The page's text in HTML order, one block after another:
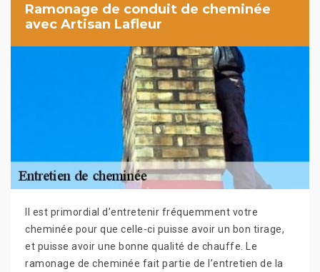
Ramonage de conduit de cheminée
avec Artisan Lafleur
Il est primordial d’entretenir fréquemment votre
cheminée pour que celle-ci puisse avoir un bon tirage,
et puisse avoir une bonne qualité de chauffe. Le
ramonage de cheminée fait partie de l’entretien de la